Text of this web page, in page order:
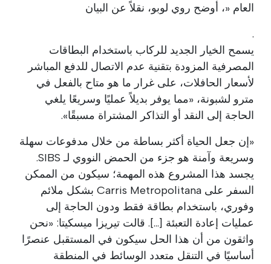
العام «، أوضح روي لوبو، نقلاً عن البيان
.
يسمح الخيار الجديد للركاب باستخدام البطاقات
المصرفية المزودة بتقنية عدم الاتصال للدفع المباشر
لأسعار الحافلات، على غرار ما هو متاح بالفعل في
مترو لشبونة، «مما يوفر بديلاً عمليًا وسريعًا يلغي
الحاجة إلى النقد أو التذاكر المشتراة مسبقًا».
«إن جعل الحياة أكثر بساطة من خلال مدفوعات سهلة
وسريعة وآمنة هو جزء من الحمض النووي لـ SIBS.
يجسد هذا المشروع هذه المهمة؛ سيكون من الممكن
السفر على Carris Metropolitana بشكل ملائم
وفوري، باستخدام بطاقة فقط ودون الحاجة إلى
عمليات إعادة التعبئة [...]. قالت تيريزا ميسكيتا: «نحن
واثقون من أن هذا الحل سيكون في المستقبل عنصرًا
أساسيًا في التنقل متعدد الوسائط في المنطقة